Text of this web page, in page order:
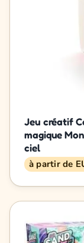
Jeu créatif
magique
ciel
à partir de